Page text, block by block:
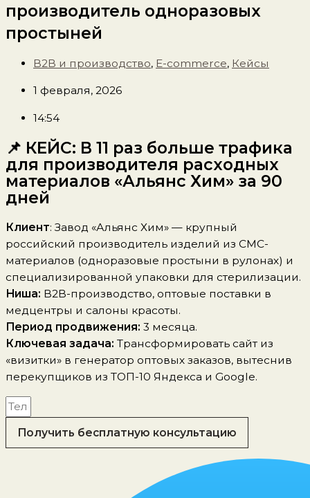
производитель одноразовых
простыней
B2B и производство, E-commerce, Кейсы
1 февраля, 2026
14:54
📌 КЕЙС: В 11 раз больше трафика
для производителя расходных
материалов «Альянс Хим» за 90
дней
Клиент: Завод «Альянс Хим» — крупный
российский производитель изделий из СМС-
материалов (одноразовые простыни в рулонах) и
специализированной упаковки для стерилизации.
Ниша: B2B-производство, оптовые поставки в
медцентры и салоны красоты.
Период продвижения: 3 месяца.
Ключевая задача: Трансформировать сайт из
«визитки» в генератор оптовых заказов, вытеснив
перекупщиков из ТОП-10 Яндекса и Google.
Получить бесплатную консультацию